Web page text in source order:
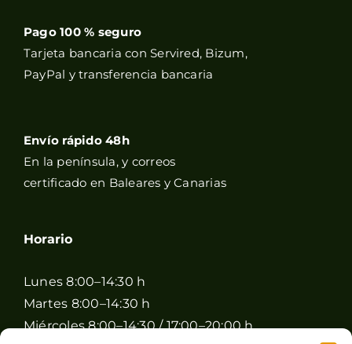
Pago 100 % seguro
Tarjeta bancaria con Servired, Bizum,
PayPal y transferencia bancaria
Envío rápido 48h
En la península, y correos
certificado en Baleares y Canarias
Horario
Lunes 8:00–14:30 h
Martes 8:00–14:30 h
Miércoles 8:00–14:30 / 17:00–20:00 h